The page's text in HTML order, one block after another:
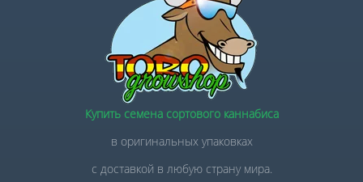
Купить семена сортового каннабиса
в оригинальных упаковках
с доставкой в любую страну мира.